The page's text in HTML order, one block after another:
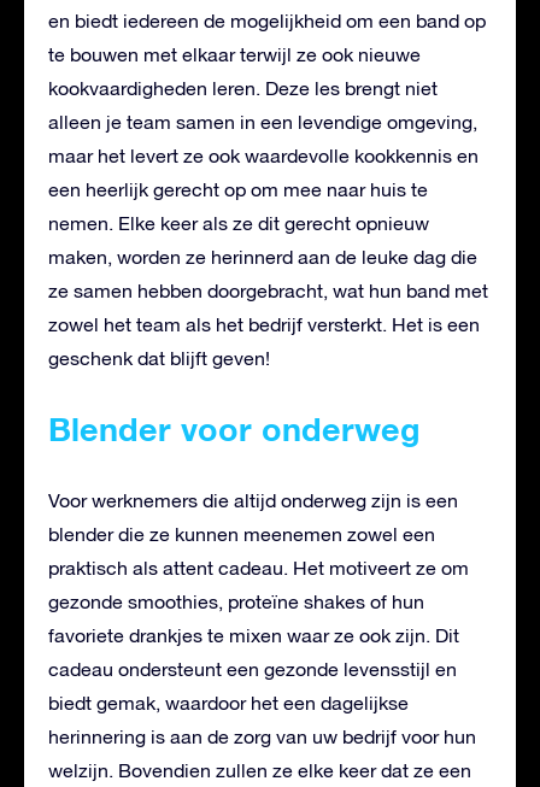
en biedt iedereen de mogelijkheid om een band op
te bouwen met elkaar terwijl ze ook nieuwe
kookvaardigheden leren. Deze les brengt niet
alleen je team samen in een levendige omgeving,
maar het levert ze ook waardevolle kookkennis en
een heerlijk gerecht op om mee naar huis te
nemen. Elke keer als ze dit gerecht opnieuw
maken, worden ze herinnerd aan de leuke dag die
ze samen hebben doorgebracht, wat hun band met
zowel het team als het bedrijf versterkt. Het is een
geschenk dat blijft geven!
Blender voor onderweg
Voor werknemers die altijd onderweg zijn is een
blender die ze kunnen meenemen zowel een
praktisch als attent cadeau. Het motiveert ze om
gezonde smoothies, proteïne shakes of hun
favoriete drankjes te mixen waar ze ook zijn. Dit
cadeau ondersteunt een gezonde levensstijl en
biedt gemak, waardoor het een dagelijkse
herinnering is aan de zorg van uw bedrijf voor hun
welzijn. Bovendien zullen ze elke keer dat ze een